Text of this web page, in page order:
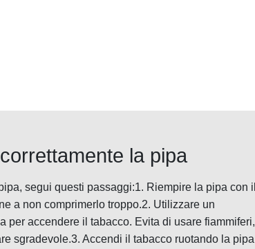
la pipa
segui questi passaggi:1. Riempire la pipa con il
a non comprimerlo troppo.2. Utilizzare un
per accendere il tabacco. Evita di usare fiammiferi,
sgradevole.3. Accendi il tabacco ruotando la pipa